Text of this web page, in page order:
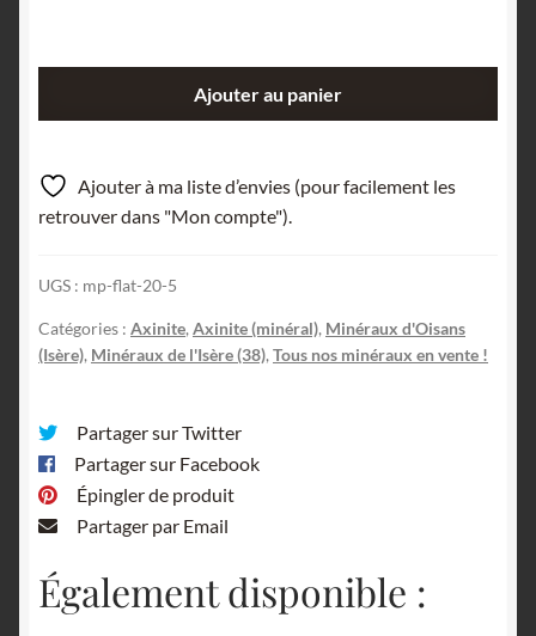
d'Axinite,
Le
Gendarme,
Oisans,
Isère.
Ajouter au panier
Ajouter à ma liste d’envies (pour facilement les
retrouver dans "Mon compte").
UGS : mp-flat-20-5
Catégories : Axinite, Axinite (minéral), Minéraux d'Oisans
(Isère), Minéraux de l'Isère (38), Tous nos minéraux en vente !
Partager sur Twitter
Partager sur Facebook
Épingler de produit
Partager par Email
Également disponible :